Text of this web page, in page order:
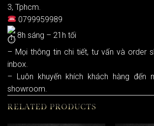
3, Tphcm.
0799959989
8h sáng – 21h tối
– Mọi thông tin chi tiết, tư vấn và order
inbox.
– Luôn khuyến khích khách hàng đến
showroom.
RELATED PRODUCTS